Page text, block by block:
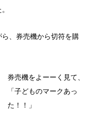
、券売機から切符を購
券売機をよーーく見て、
「子どものマークあっ
た！！」